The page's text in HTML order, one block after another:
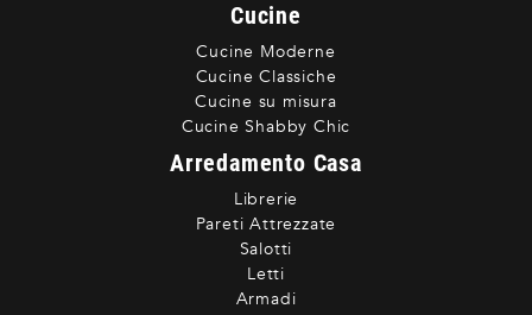
Cucine
Cucine Moderne
Cucine Classiche
Cucine su misura
Cucine Shabby Chic
Arredamento Casa
Librerie
Pareti Attrezzate
Salotti
Letti
Armadi